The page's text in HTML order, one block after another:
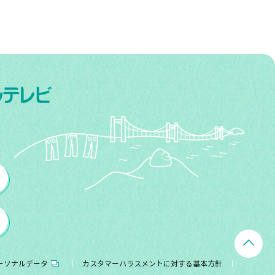
ソナルデータ カスタマーハラスメントに対する基本方針